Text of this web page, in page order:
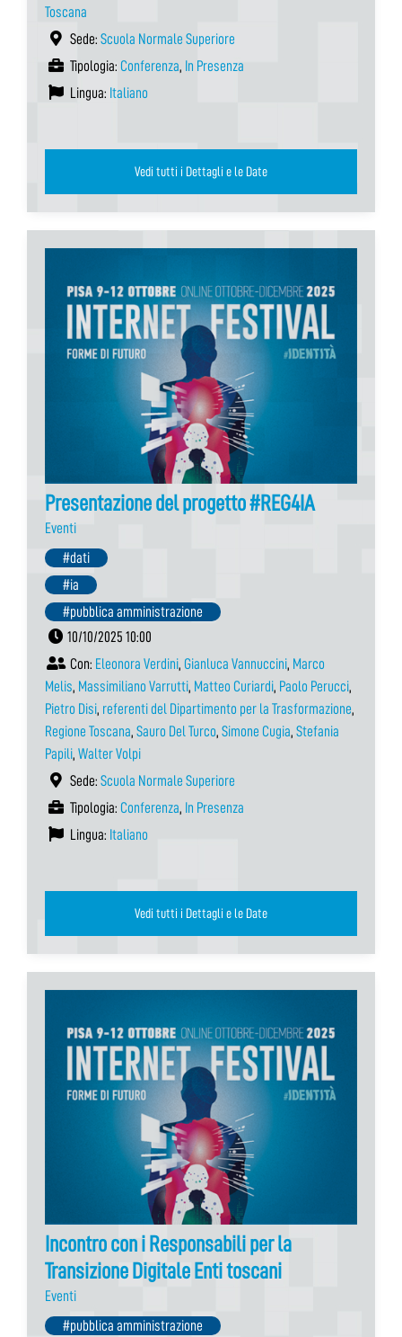
Toscana
Sede: Scuola Normale Superiore
Tipologia: Conferenza, In Presenza
Lingua: Italiano
Vedi tutti i Dettagli e le Date
Presentazione del progetto #REG4IA
Eventi
#dati
#ia
#pubblica amministrazione
10/10/2025 10:00
Con: Eleonora Verdini, Gianluca Vannuccini, Marco
Melis, Massimiliano Varrutti, Matteo Curiardi, Paolo Perucci,
Pietro Disi, referenti del Dipartimento per la Trasformazione,
Regione Toscana, Sauro Del Turco, Simone Cugia, Stefania
Papili, Walter Volpi
Sede: Scuola Normale Superiore
Tipologia: Conferenza, In Presenza
Lingua: Italiano
Vedi tutti i Dettagli e le Date
Incontro con i Responsabili per la
Transizione Digitale Enti toscani
Eventi
#pubblica amministrazione